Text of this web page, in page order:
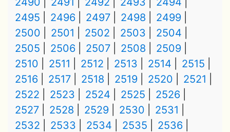
2495
2496 2497 2498
2499
2500
2501 2502 2503
2504
2505
2506 2507 2508
2509
2510
2511 2512 2513 2514
2515
2516
2517 2518 2519 2520
2521
2522
2523 2524 2525
2526
2527
2528 2529 2530
2531
2532
2533 2534 2535
2536